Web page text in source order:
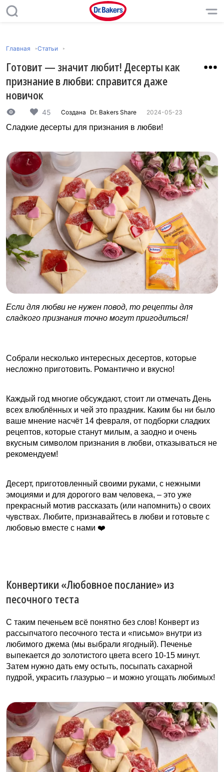
Главная Статьи
Готовит — значит любит! Десерты как
признание в любви: справится даже
новичок
45 Создана Dr. Bakers Share 2024-05-23
Сладкие десерты для признания в любви!
Если для любви не нужен повод, то рецепты для
сладкого признания точно могут пригодиться!
Собрали несколько интересных десертов, которые
несложно приготовить. Романтично и вкусно!
Каждый год многие обсуждают, стоит ли отмечать День
всех влюблённых и чей это праздник. Каким бы ни было
ваше мнение насчёт 14 февраля, от подборки сладких
рецептов, которые станут милым, а заодно и очень
вкусным символом признания в любви, отказываться не
рекомендуем!
Десерт, приготовленный своими руками, с нежными
эмоциями и для дорогого вам человека, – это уже
прекрасный мотив рассказать (или напомнить) о своих
чувствах. Любите, признавайтесь в любви и готовьте с
любовью вместе с нами ❤️
Конвертики «Любовное послание» из
песочного теста
С таким печеньем всё понятно без слов! Конверт из
рассыпчатого песочного теста и «письмо» внутри из
любимого джема (мы выбрали ягодный). Печенье
выпекается до золотистого цвета всего 10-15 минут.
Затем нужно дать ему остыть, посыпать сахарной
пудрой, украсить глазурью – и можно угощать любимых!